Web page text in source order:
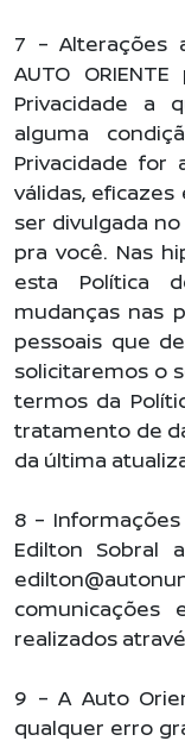
7 – Alterações
AUTO
Privacidade a
alguma
Privacidade for
válidas,
ser divulgada
pra você. Nas
esta Política
mudanças nas
pessoais que
solicitaremos o
termos da
tratamento de
da última
8 –
Edilton Sobral
comunicações
realizados
9 – A Auto
qualquer erro